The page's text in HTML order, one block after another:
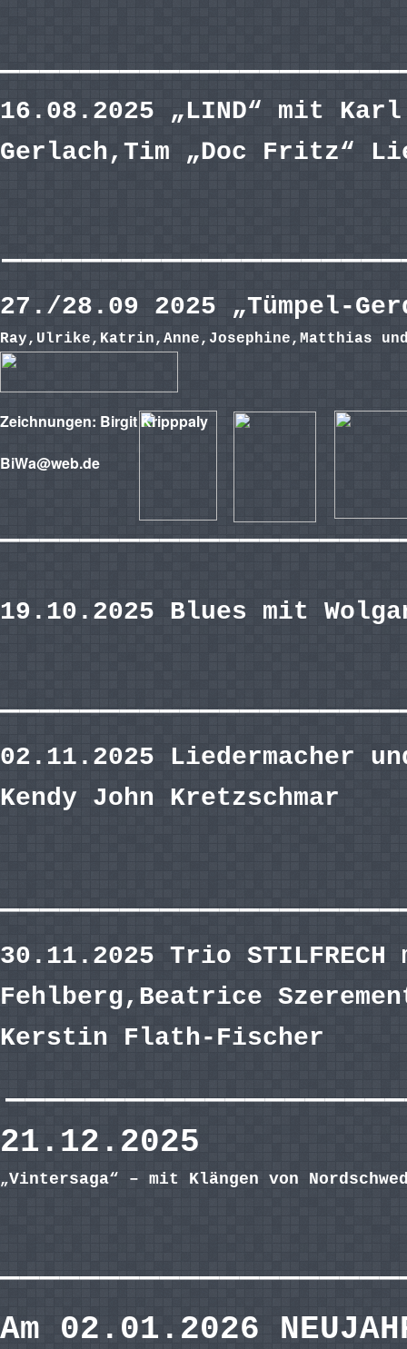
16.08.2025 „LIND“ mit
Gerlach,Tim „Doc Fritz“
27./28.09 2025 „Tümpel-
Ray,Ulrike,Katrin,Anne,Josephine,Matthias
Zeichnungen: Birgit Kripppaly
BiWa@web.de
19.10.2025 Blues mit
02.11.2025 Liedermacher
Kendy John Kretzschmar
30.11.2025 Trio
Fehlberg,Beatrice
Kerstin Flath-Fischer
21.12.2025
„Vintersaga“ – mit Klängen von
Am 02.01.2026